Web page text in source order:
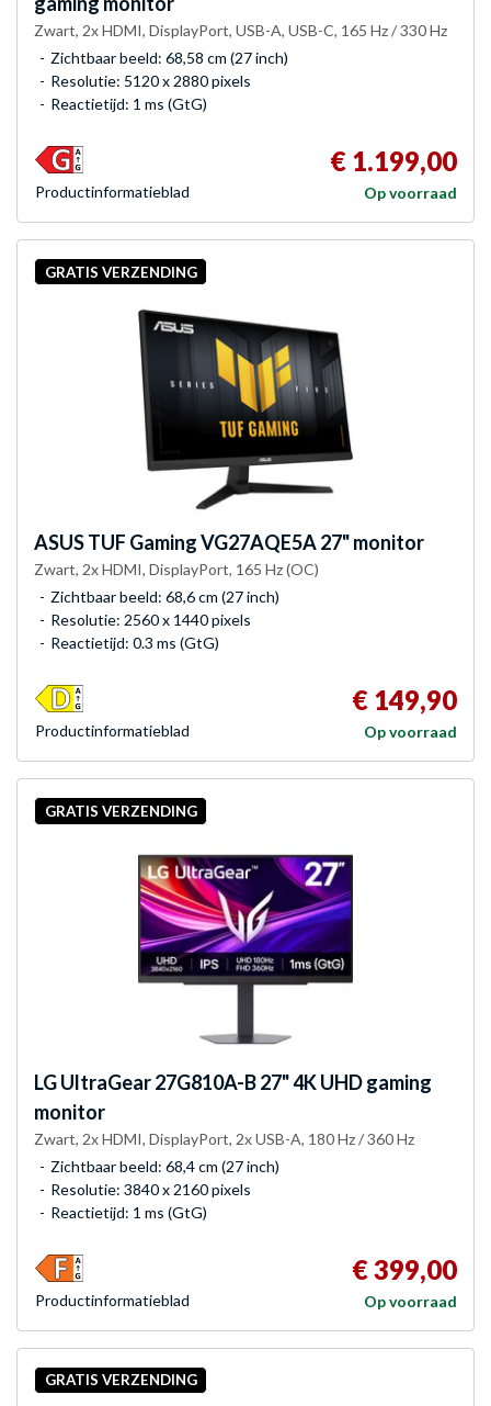
Zwart, 2x HDMI, DisplayPort, USB-A, USB-C, 165 Hz / 330 Hz
Zichtbaar beeld: 68,58 cm (27 inch)
Resolutie: 5120 x 2880 pixels
Reactietijd: 1 ms (GtG)
€ 1.199,00
Op voorraad
Product­informatieblad
GRATIS VERZENDING
ASUSTUF Gaming VG27AQE5A 27" monitor
Zwart, 2x HDMI, DisplayPort, 165 Hz (OC)
Zichtbaar beeld: 68,6 cm (27 inch)
Resolutie: 2560 x 1440 pixels
Reactietijd: 0.3 ms (GtG)
€ 149,90
Op voorraad
Product­informatieblad
GRATIS VERZENDING
LGUltraGear 27G810A-B 27" 4K UHD gaming
monitor
Zwart, 2x HDMI, DisplayPort, 2x USB-A, 180 Hz / 360 Hz
Zichtbaar beeld: 68,4 cm (27 inch)
Resolutie: 3840 x 2160 pixels
Reactietijd: 1 ms (GtG)
€ 399,00
Op voorraad
Product­informatieblad
GRATIS VERZENDING